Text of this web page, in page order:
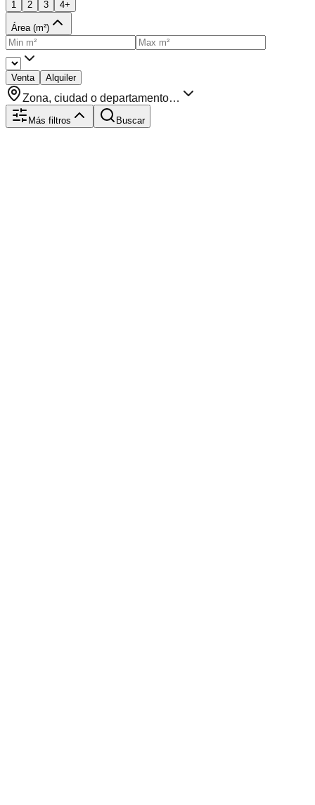
1 2 3 4+
Área (m²)
Venta Alquiler
Zona, ciudad o departamento…
Más filtros Buscar